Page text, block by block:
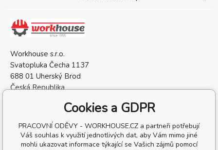
Workhouse s.r.o.
Svatopluka Čecha 1137
688 01 Uherský Brod
Česká Republika
DIČ: CZ05568137Cookies a GDPR
PRACOVNÍ ODĚVY - WORKHOUSE.CZ a partneři potřebují
Váš souhlas k využití jednotlivých dat, aby Vám mimo jiné
mohli ukazovat informace týkající se Vašich zájmů pomocí